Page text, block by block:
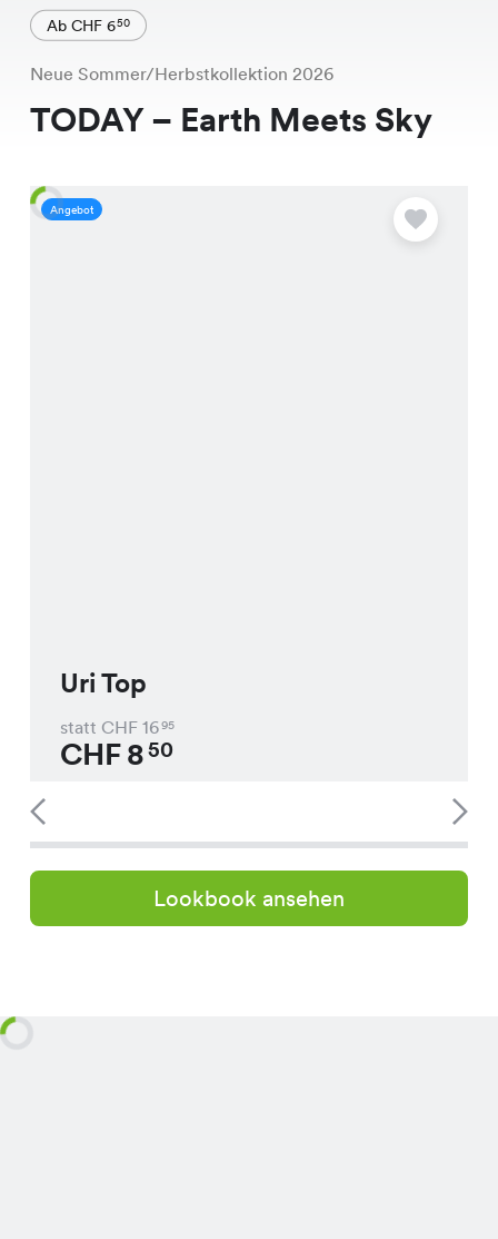
Ab CHF 650
Neue Sommer/Herbstkollektion 2026
TODAY – Earth Meets Sky
Angebot
Uri Top
statt CHF 1695
CHF850
Lookbook ansehen